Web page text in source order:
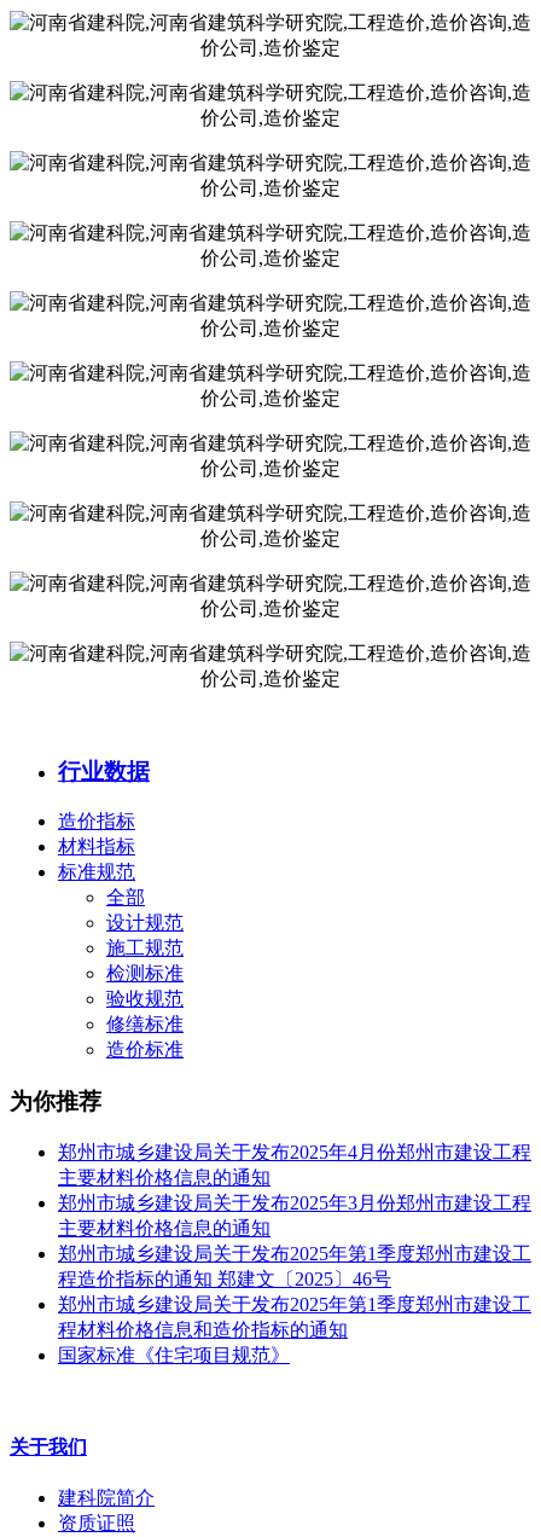
行业数据
造价指标
材料指标
标准规范
全部
设计规范
施工规范
检测标准
验收规范
修缮标准
造价标准
为你推荐
郑州市城乡建设局关于发布2025年4月份郑州市建设工程
主要材料价格信息的通知
郑州市城乡建设局关于发布2025年3月份郑州市建设工程
主要材料价格信息的通知
郑州市城乡建设局关于发布2025年第1季度郑州市建设工
程造价指标的通知 郑建文〔2025〕46号
郑州市城乡建设局关于发布2025年第1季度郑州市建设工
程材料价格信息和造价指标的通知
国家标准《住宅项目规范》
关于我们
建科院简介
资质证照